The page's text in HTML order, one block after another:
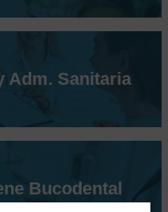
Adm. Sanitaria
Bucodental